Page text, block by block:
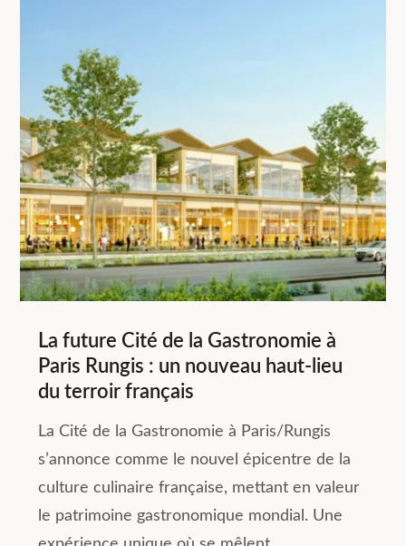
La future Cité de la Gastronomie à
Paris Rungis : un nouveau haut-lieu
du terroir français
La Cité de la Gastronomie à Paris/Rungis
s’annonce comme le nouvel épicentre de la
culture culinaire française, mettant en valeur
le patrimoine gastronomique mondial. Une